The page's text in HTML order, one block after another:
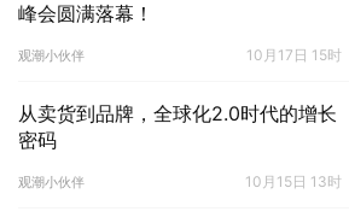
峰会圆满落幕！
观潮小伙伴 10月17日 15时
从卖货到品牌，全球化2.0时代的增长
密码
观潮小伙伴 10月15日 13时